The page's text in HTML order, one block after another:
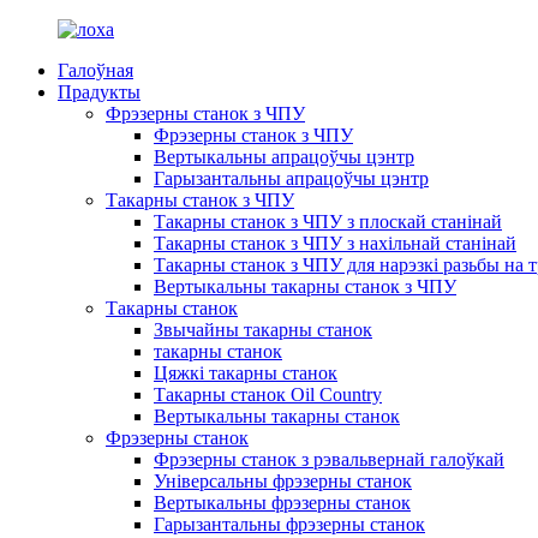
Галоўная
Прадукты
Фрэзерны станок з ЧПУ
Фрэзерны станок з ЧПУ
Вертыкальны апрацоўчы цэнтр
Гарызантальны апрацоўчы цэнтр
Такарны станок з ЧПУ
Такарны станок з ЧПУ з плоскай станінай
Такарны станок з ЧПУ з нахільнай станінай
Такарны станок з ЧПУ для нарэзкі разьбы на
Вертыкальны такарны станок з ЧПУ
Такарны станок
Звычайны такарны станок
такарны станок
Цяжкі такарны станок
Такарны станок Oil Country
Вертыкальны такарны станок
Фрэзерны станок
Фрэзерны станок з рэвальвернай галоўкай
Універсальны фрэзерны станок
Вертыкальны фрэзерны станок
Гарызантальны фрэзерны станок